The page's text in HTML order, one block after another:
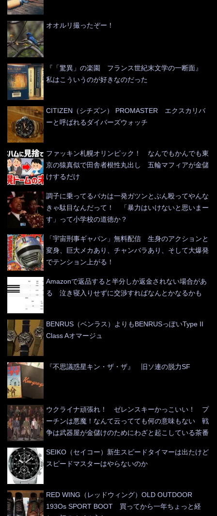
オオルリ撮ったぞー！
『「驚異」の楽園 フランス世紀末文学の一断面』
私はこういうのが好きなのだった
CITIZEN（シチズン） PROMASTER エクスカリバ
ーと呼ばれるダイバーズウォッチ
ファッキン札幌オリンピック！ なんでもかんでも東
京の猿真似で田舎者根性丸出し 五輪マフィアが金儲
けするだけ
調子に乗ってるバカは一発ガツンとぶん殴ってやんな
きゃ駄目なんだって！ 「暴力はいけないと思いまー
す」って小学校の道徳か？
「宇宙刑事ギャバン」無料配信 生身のアクションと
変身、巨大メカあり、チャンバラあり、そして大爆発
でテンション上がる！
Amazonで返品すると半分しか返金されない場合があ
る 泣き寝入りせずに交渉すればなんとかなるかも
BENRUS（ベンラス）よりもBENRUSっぽいType II
Class Aオマージュ
『不思議惑星キン・ザ・ザ』 旧ソ連の脱力SF
ウクライナ頑張れ！ ゼレンスキーかっこいい！ プ
ーチンは悪魔！なんて云ってても何の意味もない 戦
争は武器屋が金儲けのためにわざと起こしている茶番
SEIKO（セイコー）新生スピードタイマーは出たけど
スピードマスターはやらないのか
RED WING（レッドウィング）OLD OUTDOOR
193Os SPORT BOOT 買ってから一年ちょっと経